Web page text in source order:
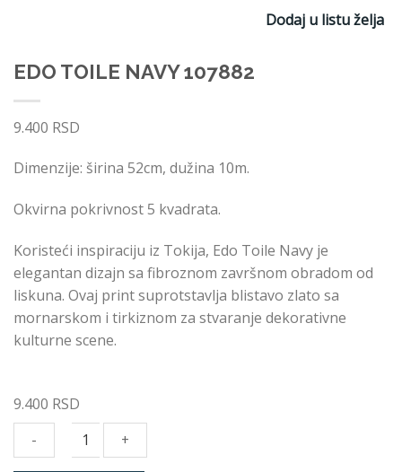
Dodaj u listu želja
EDO TOILE NAVY 107882
9.400 RSD
Dimenzije: širina 52cm, dužina 10m.
Okvirna pokrivnost 5 kvadrata.
Koristeći inspiraciju iz Tokija, Edo Toile Navy je
elegantan dizajn sa fibroznom završnom obradom od
liskuna. Ovaj print suprotstavlja blistavo zlato sa
mornarskom i tirkiznom za stvaranje dekorativne
kulturne scene.
9.400 RSD